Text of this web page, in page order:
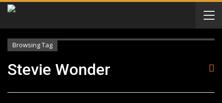
Browsing Tag
Stevie Wonder